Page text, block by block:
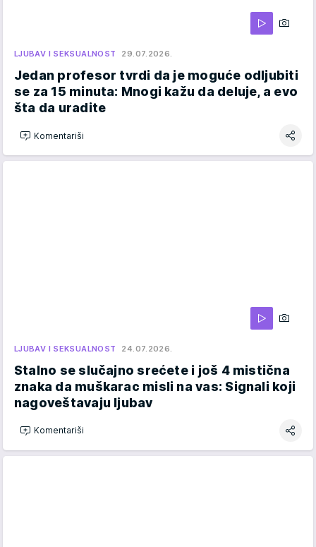
LJUBAV I SEKSUALNOST 29.07.2026.
Jedan profesor tvrdi da je moguće odljubiti
se za 15 minuta: Mnogi kažu da deluje, a evo
šta da uradite
Komentariši
LJUBAV I SEKSUALNOST 24.07.2026.
Stalno se slučajno srećete i još 4 mistična
znaka da muškarac misli na vas: Signali koji
nagoveštavaju ljubav
Komentariši